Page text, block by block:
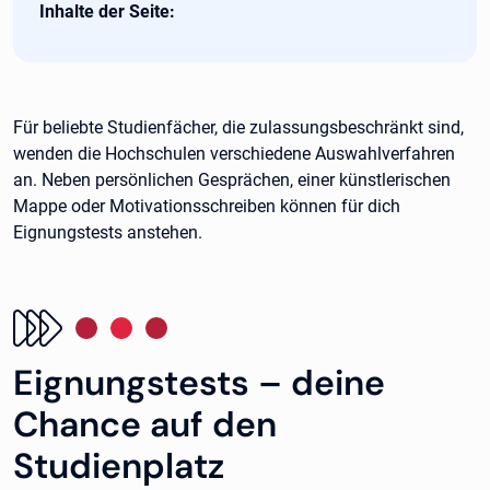
Inhalte der Seite:
Für beliebte Studienfächer, die zulassungsbeschränkt sind,
wenden die Hochschulen verschiedene Auswahlverfahren
an. Neben persönlichen Gesprächen, einer künstlerischen
Mappe oder Motivationsschreiben können für dich
Eignungstests anstehen.
Eignungstests – deine
Chance auf den
Studienplatz